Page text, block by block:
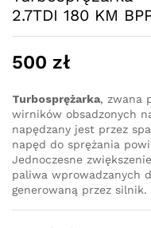
2.7TDI 180 KM
500 zł
Turbosprężarka, zwana
wirników obsadzonych
napędzany jest przez
napęd do sprężania
Jednoczesne
paliwa wprowadzanych
generowaną przez silnik.